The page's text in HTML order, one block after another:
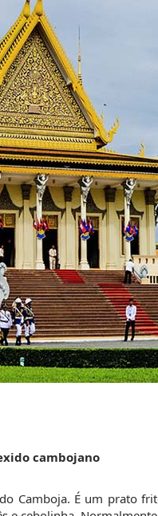
cambojano
Camboja. É um prato